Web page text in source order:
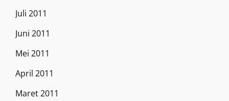
Juli 2011
Juni 2011
Mei 2011
April 2011
Maret 2011